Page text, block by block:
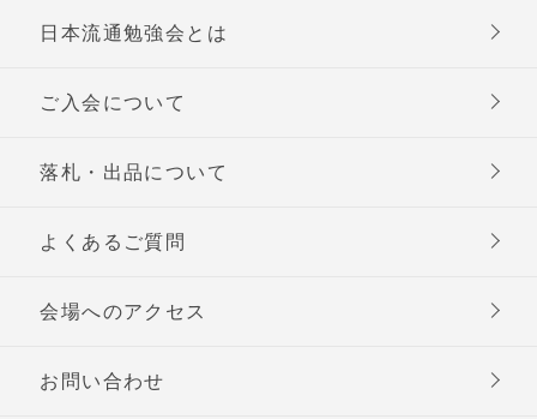
日本流通勉強会とは
ご入会について
落札・出品について
よくあるご質問
会場へのアクセス
お問い合わせ